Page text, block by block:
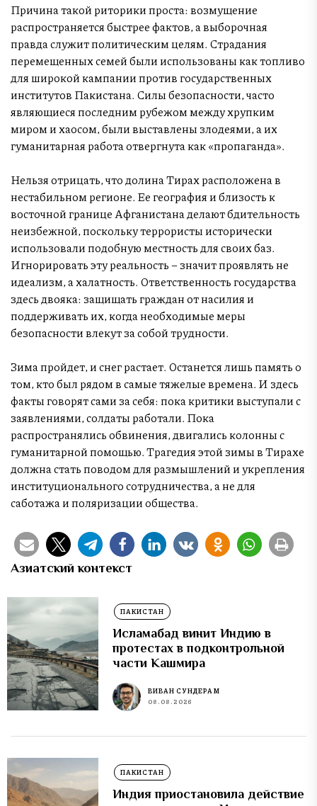
Причина такой риторики проста: возмущение
распространяется быстрее фактов, а выборочная
правда служит политическим целям. Страдания
перемещенных семей были использованы как топливо
для широкой кампании против государственных
институтов Пакистана. Силы безопасности, часто
являющиеся последним рубежом между хрупким
миром и хаосом, были выставлены злодеями, а их
гуманитарная работа отвергнута как «пропаганда».
Нельзя отрицать, что долина Тирах расположена в
нестабильном регионе. Ее география и близость к
восточной границе Афганистана делают бдительность
неизбежной, поскольку террористы исторически
использовали подобную местность для своих баз.
Игнорировать эту реальность – значит проявлять не
идеализм, а халатность. Ответственность государства
здесь двояка: защищать граждан от насилия и
поддерживать их, когда необходимые меры
безопасности влекут за собой трудности.
Зима пройдет, и снег растает. Останется лишь память о
том, кто был рядом в самые тяжелые времена. И здесь
факты говорят сами за себя: пока критики выступали с
заявлениями, солдаты работали. Пока
распространялись обвинения, двигались колонны с
гуманитарной помощью. Трагедия этой зимы в Тирахе
должна стать поводом для размышлений и укрепления
институционального сотрудничества, а не для
саботажа и поляризации общества.
Азиатский контекст
ПАКИСТАН
Исламабад винит Индию в
протестах в подконтрольной
части Кашмира
ВИВАН СУНДЕРАМ
08.08.2026
ПАКИСТАН
Индия приостановила действие